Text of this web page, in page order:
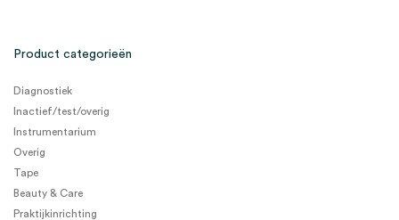
Product categorieën
Diagnostiek
Inactief/test/overig
Instrumentarium
Overig
Tape
Beauty & Care
Praktijkinrichting